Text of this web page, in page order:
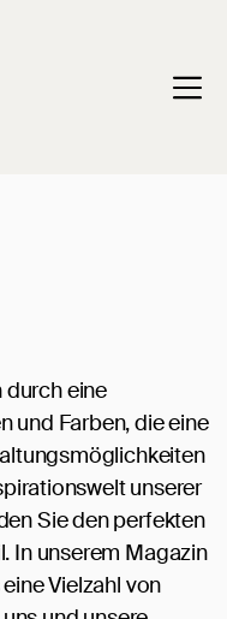
durch eine
und Farben, die eine
unserer
Sie den perfekten
In unserem Magazin
Vielzahl von